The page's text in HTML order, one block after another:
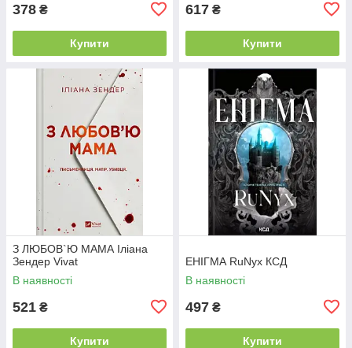
378 ₴
Купити
617 ₴
Купити
З ЛЮБОВ`Ю МАМА Іліана
Зендер Vivat
В наявності
521 ₴
Купити
ЕНІГМА RuNyx КСД
В наявності
497 ₴
Купити